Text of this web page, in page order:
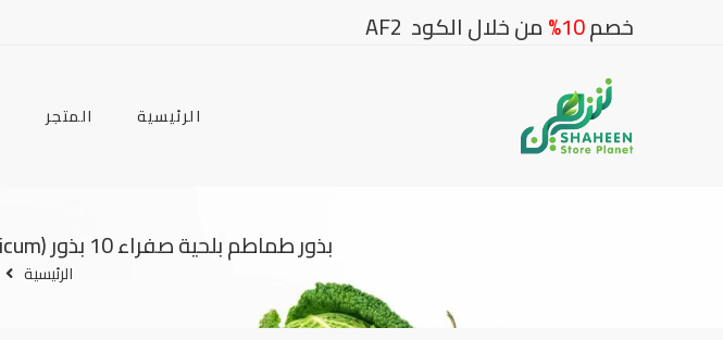
خصم10% من خلال الكود AF2
الرئيسية المتجر
بذور طماطم بلحية صفراء 10 بذور (Solanum lycopersicum) طماطم بلحية صفراء
الرئيسية